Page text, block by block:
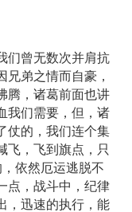
们曾无数次并肩抗
弟之情而自豪，
腾，诸葛前面也讲
我们需要，但，诸
仗的，我们连个集
飞，飞到旗点，只
依然厄运逃脱不
点，战斗中，纪律
，迅速的执行，能